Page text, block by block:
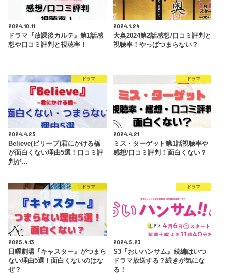
2024.10.11
ドラマ『放課後カルテ』第1話感
想や口コミ評判と視聴率！
2024.1.24
大奥2024第2話感想/口コミ評判と
視聴率！やっぱつまらない？
ドラマ
2024.4.25
Believe(ビリーブ)君にかける橋
が面白くない理由5選！口コミ評
判が…
ドラマ
2024.4.21
ミス・ターゲット第1話視聴率や
感想/口コミ評判！面白くない？
ドラマ
2025.4.13
日曜劇場『キャスター』がつまら
ない理由5選！面白くないのはな
ぜ？
ドラマ
2024.5.23
S3『おいハンサム』続編はいつ
ドラマ放送する？続きが気にな
る！